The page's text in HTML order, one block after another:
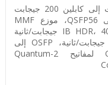
كابل 400 جيجابت إلى كابلين 200 جيجابت
AOC، OSFP إلى QSFP56، موزع MMF
AOC، منفذان IB HDR، 400 جيجابت/ثانية
إلى كابلين 200 جيجابت/ثانية، OSFP إلى
كابلين QSFP56 لمفاتيح Quantum-2